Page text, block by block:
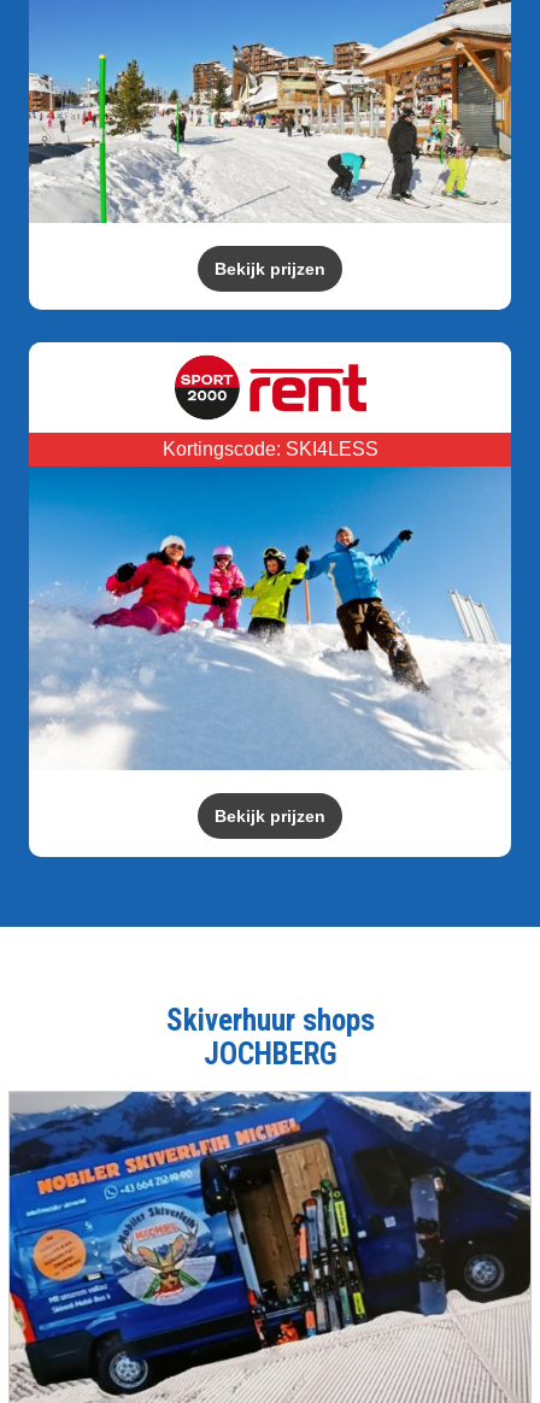
Bekijk prijzen
Kortingscode: SKI4LESS
Bekijk prijzen
Skiverhuur shops
JOCHBERG